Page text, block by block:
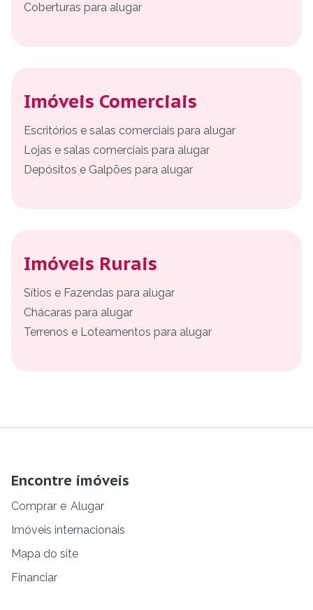
Coberturas para alugar
Imóveis Comerciais
Escritórios e salas comerciais para alugar
Lojas e salas comerciais para alugar
Depósitos e Galpões para alugar
Imóveis Rurais
Sítios e Fazendas para alugar
Chácaras para alugar
Terrenos e Loteamentos para alugar
Encontre imóveis
Comprar e Alugar
Imóveis internacionais
Mapa do site
Financiar